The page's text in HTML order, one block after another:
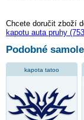
Chcete doručit zboží
kapotu auta pruhy
Podobné
kapota tatoo